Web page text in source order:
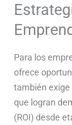
Para los
ofrece
también
que logran
(ROI) desde